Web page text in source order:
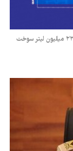
فیلم | سخنگوی قوه قضائیه: در سه سال اخیر بیش از ۲۳ میلیون لیتر سوخت